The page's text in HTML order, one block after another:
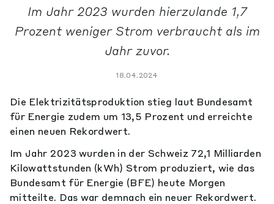
Im Jahr 2023 wurden hierzulande 1,7
Prozent weniger Strom verbraucht als im
Jahr zuvor.
18.04.2024
Die Elektrizitätsproduktion stieg laut Bundesamt
für Energie zudem um 13,5 Prozent und erreichte
einen neuen Rekordwert.
Im Jahr 2023 wurden in der Schweiz 72,1 Milliarden
Kilowattstunden (kWh) Strom produziert, wie das
Bundesamt für Energie (BFE) heute Morgen
mitteilte. Das war demnach ein neuer Rekordwert.